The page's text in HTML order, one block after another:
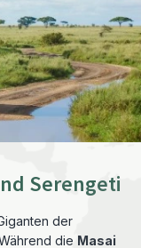
Serengeti
der
die Masai